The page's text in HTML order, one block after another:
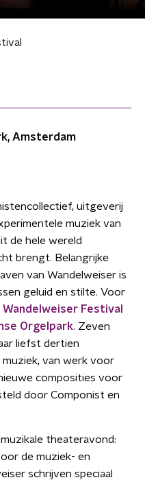
Amsterdam
uitgeverij
muziek van
de hele wereld
brengt. Belangrijke
van Wandelweiser is
geluid en stilte. Voor
Wandelweiser Festival
Orgelpark. Zeven
liefst dertien
van werk voor
composities voor
door Componist en
theateravond:
de muziek- en
schrijven speciaal